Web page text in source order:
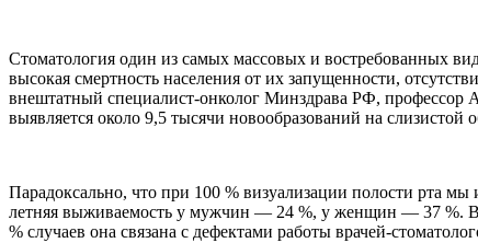
Стоматология один из самых массовых и востребованных
высокая смертность населения от их запущенности,
внештатный специалист-онколог Минздрава РФ, профессор
выявляется около 9,5 тысячи новообразований на слизистой
Парадоксально, что при 100 % визуализации полости рта
летняя выживаемость у мужчин — 24 %, у женщин — 37 %. В
% случаев она связана с дефектами работы врачей-